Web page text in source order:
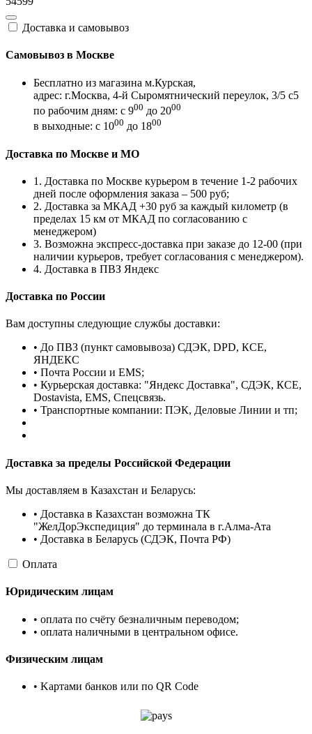
Доставка и самовывоз
Самовывоз в Москве
Бесплатно из магазина м.Курская,
адрес: г.Москва, 4-й Сыромятнический переулок, 3/5 с5
по рабочим дням: с 900 до 2000
в выходные: с 1000 до 1800
Доставка по Москве и МО
1. Доставка по Москве курьером в течение 1-2 рабочих
дней после оформления заказа – 500 руб;
2. Доставка за МКАД +30 руб за каждый километр (в
пределах 15 км от МКАД по согласованию с
менеджером)
3. Возможна экспресс-доставка при заказе до 12-00 (при
наличии курьеров, требует согласования с менеджером).
4. Доставка в ПВЗ Яндекс
Доставка по России
Вам доступны следующие службы доставки:
• До ПВЗ (пункт самовывоза) СДЭК, DPD, КСЕ,
ЯНДЕКС
• Почта России и EMS;
• Курьерская доставка: "Яндекс Доставка", СДЭК, КСЕ,
Dostavista, EMS, Спецсвязь.
• Транспортные компании: ПЭК, Деловые Линии и тп;
Доставка за пределы Российской Федерации
Мы доставляем в Казахстан и Беларусь:
• Доставка в Казахстан возможна ТК
"ЖелДорЭкспедиция" до терминала в г.Алма-Ата
• Доставка в Беларусь (СДЭК, Почта РФ)
Оплата
Юридическим лицам
• оплата по счёту безналичным переводом;
• оплата наличными в центральном офисе.
Физическим лицам
• Kартами банков или по QR Code